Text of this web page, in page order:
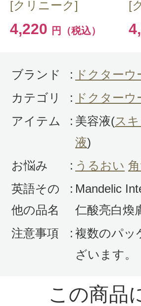
ント
[クリニーク]
4,220 円（税込）
[
ブランド : ドクターウ
カテゴリ
: ドクターウ
アイテム
: 美容液(ス
液)
お悩み
: うるおい
英語その
他の品名
: Mandelic
仁酸亮白煥
注意事項
: 複数のパッ
ざいます。
この商品